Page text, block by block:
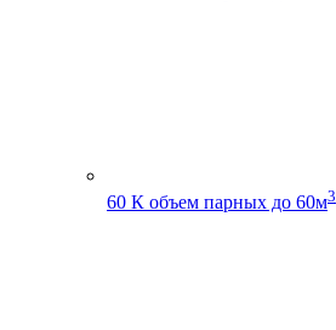
60 К объем парных до 60м3